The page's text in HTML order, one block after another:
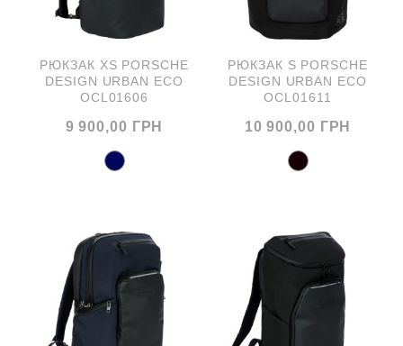
РЮКЗАК XS PORSCHE
DESIGN URBAN ECO
OCL01606
9 900,00 ГРН
РЮКЗАК S PORSCHE
DESIGN URBAN ECO
OCL01611
10 900,00 ГРН